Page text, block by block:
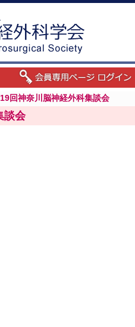
回神奈川脳神経外科集談会
談会